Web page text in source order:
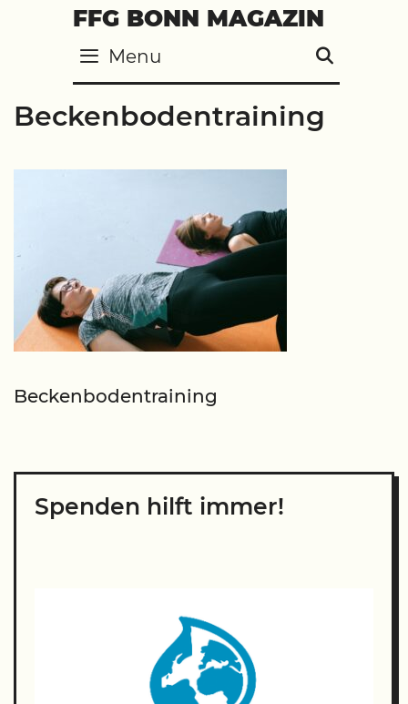
FFG BONN MAGAZIN
Menu
Beckenbodentraining
Beckenbodentraining
Spenden hilft immer!